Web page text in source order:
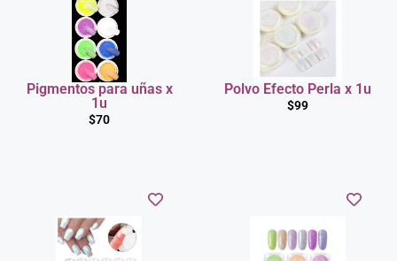
Pigmentos para uñas x
1u
$70
Polvo Efecto Perla x 1u
$99